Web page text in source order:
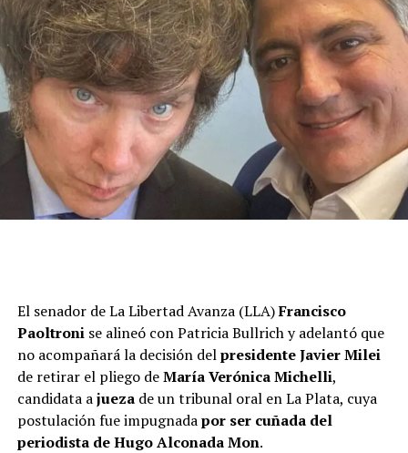
El senador de La Libertad Avanza (LLA)Francisco
Paoltronise alineó con Patricia Bullrich y adelantó que
no acompañará la decisión delpresidente Javier Milei
de retirar el pliego deMaría Verónica Michelli,
candidata ajueza de un tribunal oral en La Plata, cuya
postulación fue impugnadapor ser cuñada del
periodista de Hugo Alconada Mon.